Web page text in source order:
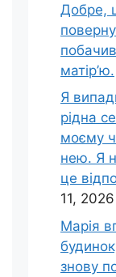
Добре,
матір’ю.
Я
рідна
моєму
нею. Я
це
11, 2026
Марія
знову